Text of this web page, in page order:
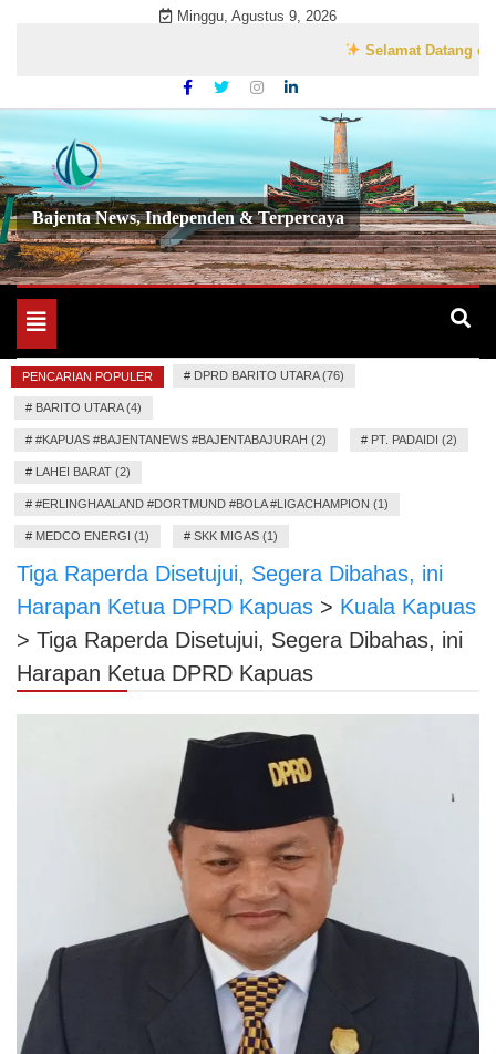
Minggu, Agustus 9, 2026
Selamat Datang di
Bajenta News, Independen & Terpercaya
Toggle
navigation
PENCARIAN POPULER # DPRD BARITO UTARA (76)
# BARITO UTARA (4)
# #KAPUAS #BAJENTANEWS #BAJENTABAJURAH (2) # PT. PADAIDI (2)
# LAHEI BARAT (2)
# #ERLINGHAALAND #DORTMUND #BOLA #LIGACHAMPION (1)
# MEDCO ENERGI (1) # SKK MIGAS (1)
Tiga Raperda Disetujui, Segera Dibahas, ini
Harapan Ketua DPRD Kapuas > Kuala Kapuas
> Tiga Raperda Disetujui, Segera Dibahas, ini
Harapan Ketua DPRD Kapuas